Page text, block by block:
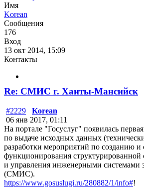
Имя
Korean
Сообщения
176
Вход
13 окт 2014, 15:09
Контакты
Re: СМИС г. Ханты-Мансийск
#2229
Korean
06 янв 2017, 01:11
На портале "Госуслуг" появилась
по выдаче исходных данных
разработки мероприятий по созданию
функционирования
и управления инженерными системами
(СМИС).
https://www.gosuslugi.ru/280882/1/info#!